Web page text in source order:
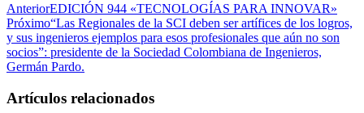
AnteriorEDICIÓN 944 «TECNOLOGÍAS PARA INNOVAR»
Próximo“Las Regionales de la SCI deben ser artífices de los logros,
y sus ingenieros ejemplos para esos profesionales que aún no son
socios”: presidente de la Sociedad Colombiana de Ingenieros,
Germán Pardo.
Artículos relacionados